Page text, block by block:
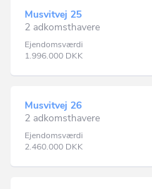
Musvitvej 25
2 adkomsthavere
Ejendomsværdi
1.996.000 DKK
Musvitvej 26
2 adkomsthavere
Ejendomsværdi
2.460.000 DKK